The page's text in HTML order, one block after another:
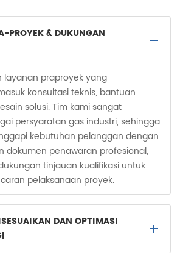
PROYEK & DUKUNGAN
layanan praproyek yang
konsultasi teknis, bantuan
solusi. Tim kami sangat
persyaratan gas industri, sehingga
kebutuhan pelanggan dengan
dokumen penawaran profesional,
tinjauan kualifikasi untuk
pelaksanaan proyek.
DAN OPTIMASI